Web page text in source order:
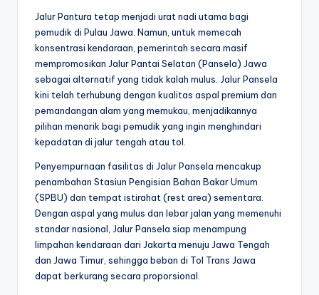
Jalur Pantura tetap menjadi urat nadi utama bagi
pemudik di Pulau Jawa. Namun, untuk memecah
konsentrasi kendaraan, pemerintah secara masif
mempromosikan Jalur Pantai Selatan (Pansela) Jawa
sebagai alternatif yang tidak kalah mulus. Jalur Pansela
kini telah terhubung dengan kualitas aspal premium dan
pemandangan alam yang memukau, menjadikannya
pilihan menarik bagi pemudik yang ingin menghindari
kepadatan di jalur tengah atau tol.
Penyempurnaan fasilitas di Jalur Pansela mencakup
penambahan Stasiun Pengisian Bahan Bakar Umum
(SPBU) dan tempat istirahat (rest area) sementara.
Dengan aspal yang mulus dan lebar jalan yang memenuhi
standar nasional, Jalur Pansela siap menampung
limpahan kendaraan dari Jakarta menuju Jawa Tengah
dan Jawa Timur, sehingga beban di Tol Trans Jawa
dapat berkurang secara proporsional.